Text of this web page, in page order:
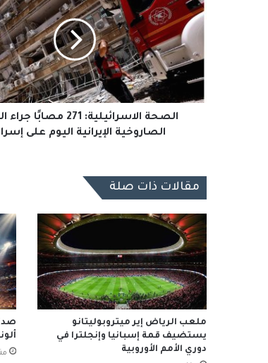
271
مصابًا
الرشقة
الصاروخية
الإيرانية
اليوم
الصحة الاسرائيلية: 271
الصاروخية الإيرانية اليوم على
مقالات ذات صلة
ملعب الرياض إير ميتروبوليتانو
يستضيف قمة إسبانيا وإنجلترا في
دوري الأمم الأوروبية